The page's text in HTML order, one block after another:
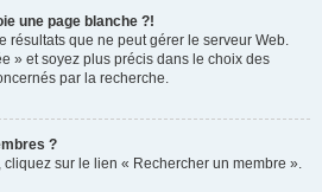
une page blanche ?!
résultats que ne peut gérer le serveur Web.
» et soyez plus précis dans le choix des
par la recherche.
?
sur le lien « Rechercher un membre ».